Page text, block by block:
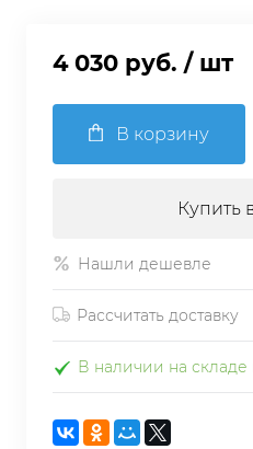
4 030 руб. / шт
В корзину
Купить
Нашли дешевле
Рассчитать доставку
В наличии на складе